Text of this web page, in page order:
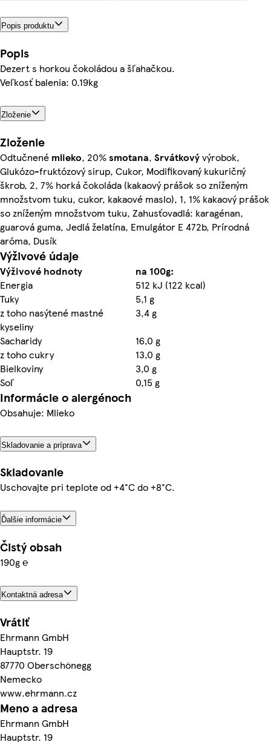
Popis produktu
Popis
Dezert s horkou čokoládou a šľahačkou.
Veľkosť balenia: 0.19kg
Zloženie
Zloženie
Odtučnené mlieko, 20%smotana, Srvátkovývýrobok,
Glukózo-fruktózový sirup, Cukor, Modifikovaný kukuričný
škrob, 2, 7% horká čokoláda (kakaový prášok so zníženým
množstvom tuku, cukor, kakaové maslo), 1, 1% kakaový prášok
so zníženým množstvom tuku, Zahusťovadlá: karagénan,
guarová guma, Jedlá želatína, Emulgátor E 472b, Prírodná
aróma, Dusík
Výživové údaje
Výživové hodnoty
na 100g:
Energia
512 kJ (122 kcal)
Tuky
5,1 g
z toho nasýtené mastné
kyseliny
3,4 g
Sacharidy
16,0 g
z toho cukry
13,0 g
Bielkoviny
3,0 g
Soľ
0,15 g
Informácie o alergénoch
Obsahuje: Mlieko
Skladovanie a príprava
Skladovanie
Uschovajte pri teplote od +4°C do +8°C.
Ďalšie informácie
Čistý obsah
190g ℮
Kontaktná adresa
Vrátiť
Ehrmann GmbH
Hauptstr. 19
87770 Oberschönegg
Nemecko
www.ehrmann.cz
Meno a adresa
Ehrmann GmbH
Hauptstr. 19